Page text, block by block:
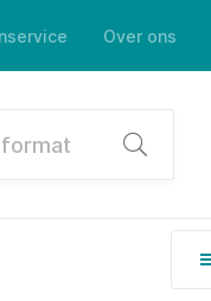
Over ons
Zoeken